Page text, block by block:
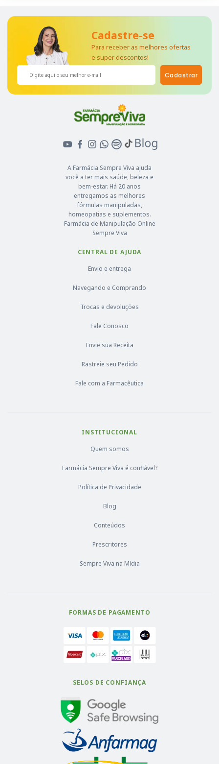
A Farmácia Sempre Viva ajuda
você a ter mais saúde, beleza e
bem-estar. Há 20 anos
entregamos as melhores
fórmulas manipuladas,
homeopatias e suplementos.
Farmácia de Manipulação Online
Sempre Viva
CENTRAL DE AJUDA
Envio e entrega
Navegando e Comprando
Trocas e devoluções
Fale Conosco
Envie sua Receita
Rastreie seu Pedido
Fale com a Farmacêutica
INSTITUCIONAL
Quem somos
Farmácia Sempre Viva é confiável?
Política de Privacidade
Blog
Conteúdos
Prescritores
Sempre Viva na Mídia
FORMAS DE PAGAMENTO
SELOS DE CONFIANÇA
Cadastre-se
Para receber as melhores ofertas
e super descontos!
Cadastrar